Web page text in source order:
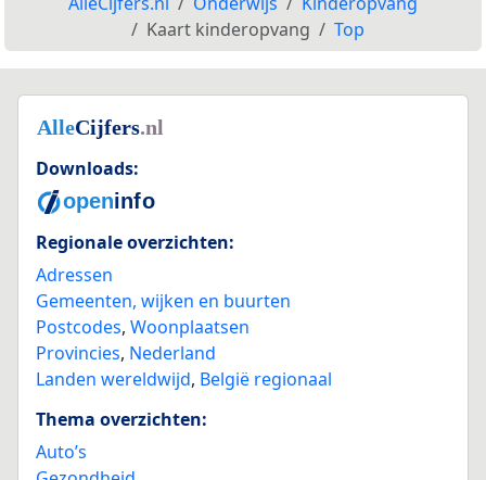
Kaart kinderopvang
Top
Downloads:
Regionale overzichten:
Adressen
Gemeenten, wijken en buurten
Postcodes, Woonplaatsen
Provincies, Nederland
Landen wereldwijd, België regionaal
Thema overzichten:
Auto’s